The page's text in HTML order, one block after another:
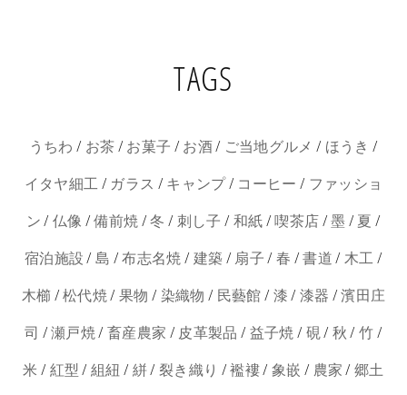
TAGS
うちわ / お茶 / お菓子 / お酒/ ご当地グルメ / ほうき /
イタヤ細工 / ガラス / キャンプ/ コーヒー / ファッショ
ン / 仏像 /備前焼 /冬 / 刺し子 / 和紙 /喫茶店 /墨 / 夏 /
宿泊施設 /島 /布志名焼 / 建築 / 扇子 / 春 /書道 / 木工 /
木櫛 /松代焼 /果物 / 染織物 / 民藝館 / 漆 / 漆器 /濱田庄
司 /瀬戸焼 /畜産農家 / 皮革製品 / 益子焼 / 硯/ 秋 /竹 /
米 / 紅型 /組紐 / 絣/裂き織り /襤褸/ 象嵌 / 農家 /郷土